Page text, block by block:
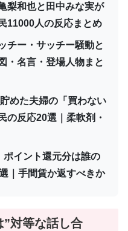
梨和也と田中みな実が
11000人の反応まとめ
チー・サッチー騒動と
・名言・登場人物まと
めた夫婦の「買わない
の反応20選｜柔軟剤・
ポイント還元分は誰の
｜手間賃か返すべきか
”対等な話し合